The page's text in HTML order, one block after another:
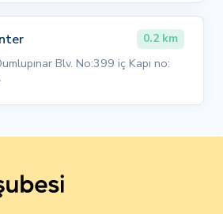
0.2 km
Blv. No:399 iç Kapı no: